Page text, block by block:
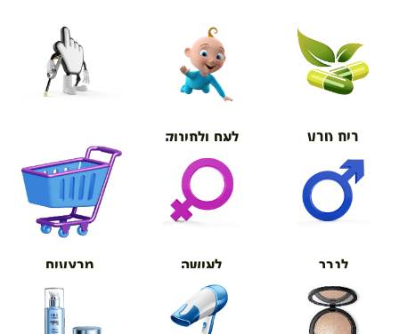
בית טבע לאם ולתינוק
אורטופדיה
לגבר לאישה מבצעים